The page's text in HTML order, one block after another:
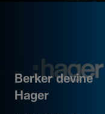
Berker devine
Hager